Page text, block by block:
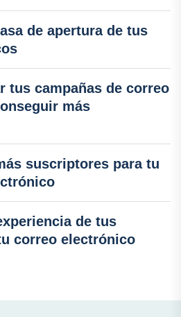
de apertura de tus
tus campañas de correo
más
suscriptores para tu
de tus
correo electrónico